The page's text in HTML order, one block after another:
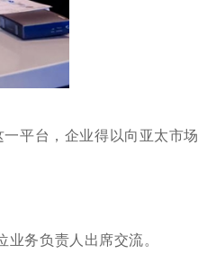
平台，企业得以向亚太市场
务负责人出席交流。